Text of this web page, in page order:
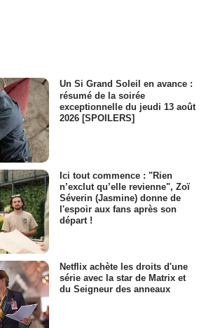
Un Si Grand Soleil en avance :
résumé de la soirée
exceptionnelle du jeudi 13 août
2026 [SPOILERS]
Ici tout commence : "Rien
n’exclut qu’elle revienne", Zoï
Séverin (Jasmine) donne de
l'espoir aux fans après son
départ !
Netflix achète les droits d'une
série avec la star de Matrix et
du Seigneur des anneaux